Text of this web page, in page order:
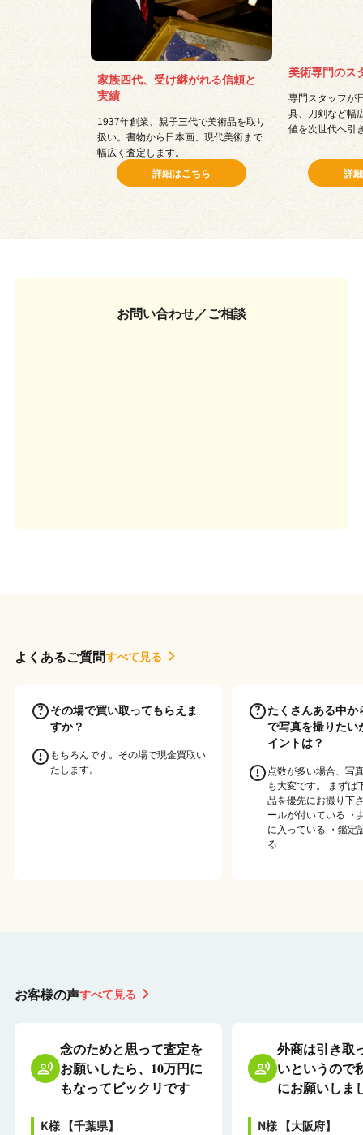
家族四代、受け継がれる信頼と
実績
1937年創業、親子三代で美術品を取り
扱い。書物から日本画、現代美術まで
幅広く査定します。
詳細はこちら
美術専門のス
専門スタッフが
具、刀剣など幅
値を次世代へ引
詳
お問い合わせ／ご相談
よくあるご質問すべて見る
その場で買い取ってもらえま
すか？
もちろんです。その場で現金買取い
たします。
たくさんある中か
で写真を撮りたい
イントは？
点数が多い場合、写
も大変です。 まずは
品を優先にお撮り下
ールが付いている ・
に入っている ・鑑定
る
お客様の声すべて見る
念のためと思って査定を
お願いしたら、10万円に
もなってビックリです
K様 【千葉県】
外商は引き取
いというので
にお願いしま
N様 【大阪府】